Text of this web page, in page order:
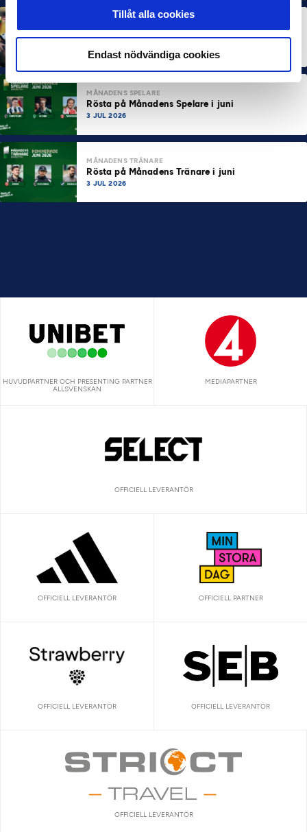
Tillåt alla cookies
Endast nödvändiga cookies
Dubbla Landskrona-priser när juni summeras
MÅNADENS SPELARE
Rösta på Månadens Spelare i juni
3 JUL 2026
MÅNADENS TRÄNARE
Rösta på Månadens Tränare i juni
3 JUL 2026
HUVUDPARTNER OCH PRESENTING PARTNER
ALLSVENSKAN
MEDIAPARTNER
OFFICIELL LEVERANTÖR
OFFICIELL LEVERANTÖR OFFICIELL PARTNER
OFFICIELL LEVERANTÖR OFFICIELL LEVERANTÖR
OFFICIELL LEVERANTÖR